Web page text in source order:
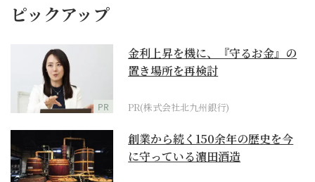
ピックアップ
PR
金利上昇を機に、『守るお金』の
置き場所を再検討
PR(株式会社北九州銀行)
創業から続く150余年の歴史を今
に守っている濵田酒造